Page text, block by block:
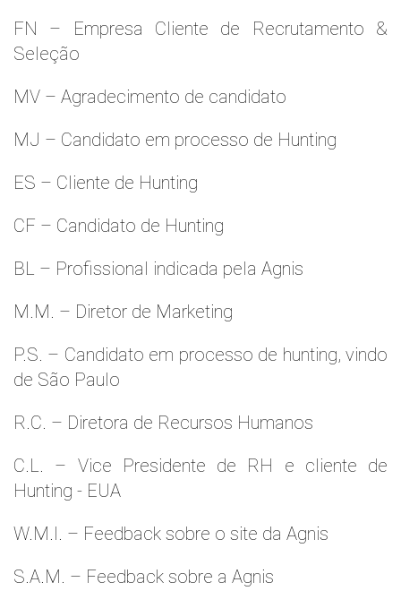
FN – Empresa Cliente de Recrutamento &
Seleção
MV – Agradecimento de candidato
MJ – Candidato em processo de Hunting
ES – Cliente de Hunting
CF – Candidato de Hunting
BL – Profissional indicada pela Agnis
M.M. – Diretor de Marketing
P.S. – Candidato em processo de hunting, vindo
de São Paulo
R.C. – Diretora de Recursos Humanos
C.L. – Vice Presidente de RH e cliente de
Hunting - EUA
W.M.l. – Feedback sobre o site da Agnis
S.A.M. – Feedback sobre a Agnis